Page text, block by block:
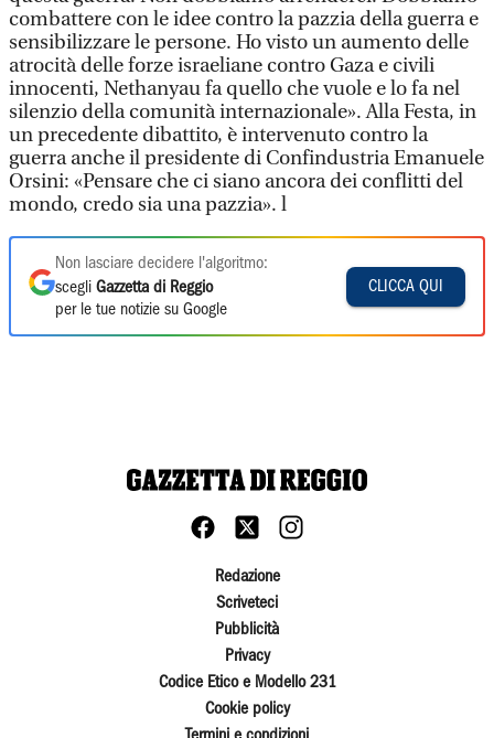
combattere con le idee contro la pazzia della guerra e
sensibilizzare le persone. Ho visto un aumento delle
atrocità delle forze israeliane contro Gaza e civili
innocenti, Nethanyau fa quello che vuole e lo fa nel
silenzio della comunità internazionale». Alla Festa, in
un precedente dibattito, è intervenuto contro la
guerra anche il presidente di Confindustria Emanuele
Orsini: «Pensare che ci siano ancora dei conflitti del
mondo, credo sia una pazzia». l
Non lasciare decidere l'algoritmo:
scegli Gazzetta di Reggio
per le tue notizie su Google
CLICCA QUI
Redazione
Scriveteci
Pubblicità
Privacy
Codice Etico e Modello 231
Cookie policy